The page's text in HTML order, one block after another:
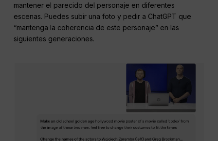
mantener el parecido del personaje en diferentes
escenas. Puedes subir una foto y pedir a ChatGPT que
“mantenga la coherencia de este personaje” en las
siguientes generaciones.